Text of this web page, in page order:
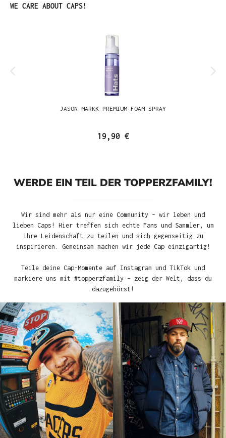
Produktgalerie überspringen
WE CARE ABOUT CAPS!
JASON MARKK PREMIUM FOAM SPRAY
19,90 €
WERDE EIN TEIL DER TOPPERZFAMILY!
Wir sind mehr als nur eine Community – wir leben und
lieben Caps! Hier treffen sich echte Fans und Sammler, um
ihre Leidenschaft zu teilen und sich gegenseitig zu
inspirieren. Gemeinsam machen wir jede Cap einzigartig!
Teile deine Cap-Momente auf Instagram und TikTok und
markiere uns mit #topperzfamily – zeig der Welt, dass du
dazugehörst!